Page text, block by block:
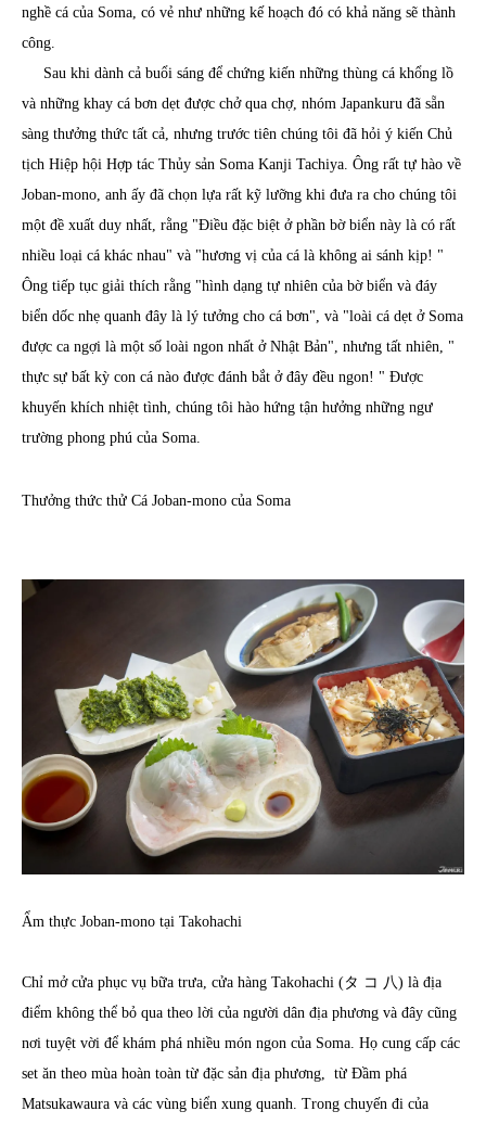
nghề cá của Soma, có vẻ như những kế hoạch đó có khả năng sẽ thành
công.
Sau khi dành cả buổi sáng để chứng kiến ​​những thùng cá khổng lồ
và những khay cá bơn dẹt được chở qua chợ, nhóm Japankuru đã sẵn
sàng thưởng thức tất cả, nhưng trước tiên chúng tôi đã hỏi ý kiến ​​Chủ
tịch Hiệp hội Hợp tác Thủy sản Soma Kanji Tachiya. Ông rất tự hào về
Joban-mono, anh ấy đã chọn lựa rất kỹ lưỡng khi đưa ra cho chúng tôi
một đề xuất duy nhất, rằng "Điều đặc biệt ở phần bờ biển này là có rất
nhiều loại cá khác nhau" và "hương vị của cá là không ai sánh kịp! "
Ông tiếp tục giải thích rằng "hình dạng tự nhiên của bờ biển và đáy
biển dốc nhẹ quanh đây là lý tưởng cho cá bơn", và "loài cá dẹt ở Soma
được ca ngợi là một số loài ngon nhất ở Nhật Bản", nhưng tất nhiên, "
thực sự bất kỳ con cá nào được đánh bắt ở đây đều ngon! " Được
khuyến khích nhiệt tình, chúng tôi hào hứng tận hưởng những ngư
trường phong phú của Soma.
Thưởng thức thử Cá Joban-mono của Soma
Ẩm thực Joban-mono tại Takohachi
Chỉ mở cửa phục vụ bữa trưa, cửa hàng Takohachi (タ コ 八) là địa
điểm không thể bỏ qua theo lời của người dân địa phương và đây cũng
nơi tuyệt vời để khám phá nhiều món ngon của Soma. Họ cung cấp các
set ăn theo mùa hoàn toàn từ đặc sản địa phương, từ Đầm phá
Matsukawaura và các vùng biển xung quanh. Trong chuyến đi của